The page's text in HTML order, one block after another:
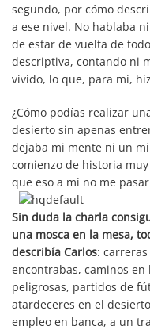
segundo, por cómo
a ese nivel. No hablaba
de estar de vuelta de
descriptiva, contando ni
vivido, lo que, para mí,
¿Cómo podías realizar
desierto sin apenas
dejaba mi mente ni un
comienzo de historia
que eso a mí no me
Sin duda la charla
una mosca en la mesa,
describía Carlos:
encontrabas, caminos
peligrosas, partidos de
atardeceres en el
empleo en banca, a un